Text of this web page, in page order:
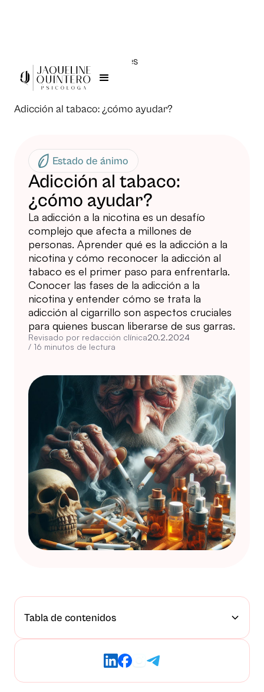
Todas las publicaciones
Adicción al tabaco: ¿cómo ayudar?
Estado de ánimo
Adicción al tabaco:
¿cómo ayudar?
La adicción a la nicotina es un desafío
complejo que afecta a millones de
personas. Aprender qué es la adicción a la
nicotina y cómo reconocer la adicción al
tabaco es el primer paso para enfrentarla.
Conocer las fases de la adicción a la
nicotina y entender cómo se trata la
adicción al cigarrillo son aspectos cruciales
para quienes buscan liberarse de sus garras.
Revisado por redacción clínica20.2.2024
/ 16 minutos de lectura
Tabla de contenidos